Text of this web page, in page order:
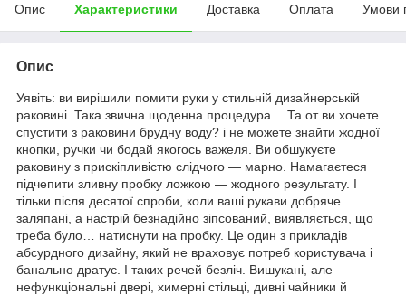
Опис Характеристики Доставка Оплата Умови
Опис
Уявіть: ви вирішили помити руки у стильній дизайнерській
раковині. Така звична щоденна процедура… Та от ви хочете
спустити з раковини брудну воду? і не можете знайти жодної
кнопки, ручки чи бодай якогось важеля. Ви обшукуєте
раковину з прискіпливістю слідчого — марно. Намагаєтеся
підчепити зливну пробку ложкою — жодного результату. І
тільки після десятої спроби, коли ваші рукави добряче
заляпані, а настрій безнадійно зіпсований, виявляється, що
треба було… натиснути на пробку. Це один з прикладів
абсурдного дизайну, який не враховує потреб користувача і
банально дратує. І таких речей безліч. Вишукані, але
нефункціональні двері, химерні стільці, дивні чайники й